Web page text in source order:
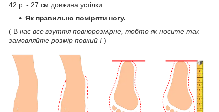
42 р. - 27 см довжина устілки
Як правильно поміряти ногу.
( В нас все взуття повнорозмірне, тобто як носите так
замовляйте розмір повний ! )